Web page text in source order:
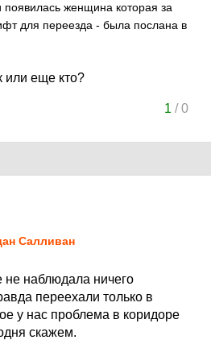
появилась женщина которая за
для переезда - была послана в
или еще кто?
1 /0
Салливан
не наблюдала ничего
переехали только в
у нас проблема в коридоре
скажем.